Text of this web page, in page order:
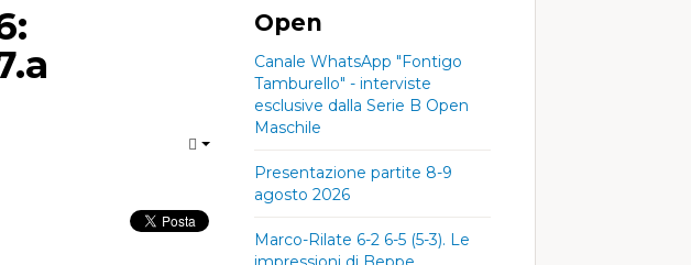
Open
Canale WhatsApp "Fontigo
Tamburello" - interviste
esclusive dalla Serie B Open
Maschile
Presentazione partite 8-9
agosto 2026
Marco-Rilate 6-2 6-5 (5-3). Le